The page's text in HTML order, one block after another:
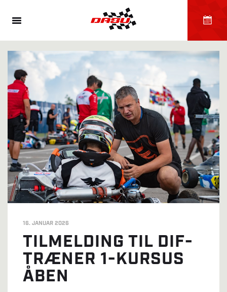
16. JANUAR 2026
TILMELDING TIL DIF-
TRÆNER 1-KURSUS
ÅBEN